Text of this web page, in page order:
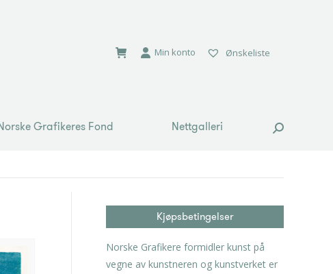
Min konto Ønskeliste
Grafikeres Fond Nettgalleri Search:
Kjøpsbetingelser
Norske Grafikere formidler kunst på
vegne av kunstneren og kunstverket er